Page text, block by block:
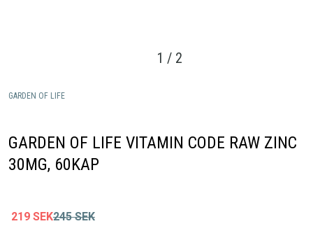
1 / 2
GARDEN OF LIFE
GARDEN OF LIFE VITAMIN CODE RAW ZINC
30MG, 60KAP
219 SEK245 SEK